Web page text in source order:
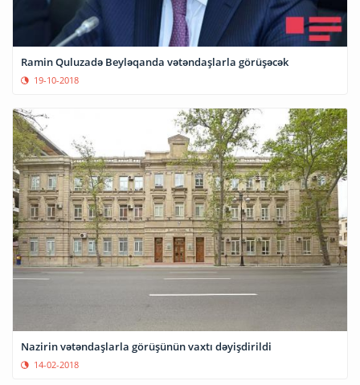
Ramin Quluzadə Beyləqanda vətəndaşlarla görüşəcək
19-10-2018
Nazirin vətəndaşlarla görüşünün vaxtı dəyişdirildi
14-02-2018